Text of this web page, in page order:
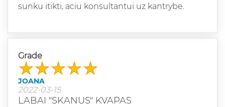
sunku itikti, aciu konsultantui uz kantrybe.
Grade
JOANA
2022-03-15
LABAI "SKANUS" KVAPAS